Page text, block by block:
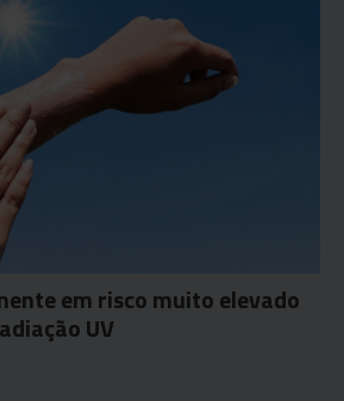
em risco muito elevado
UV